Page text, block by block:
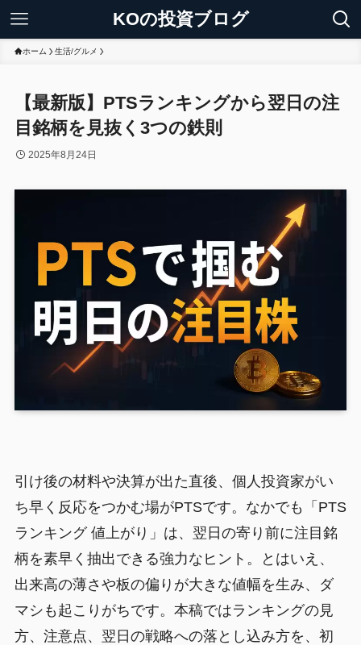
KOの投資ブログ
ホーム 生活/グルメ
【最新版】PTSランキングから翌日の注
目銘柄を見抜く3つの鉄則
2025年8月24日
引け後の材料や決算が出た直後、個人投資家がい
ち早く反応をつかむ場がPTSです。なかでも「PTS
ランキング 値上がり」は、翌日の寄り前に注目銘
柄を素早く抽出できる強力なヒント。とはいえ、
出来高の薄さや板の偏りが大きな値幅を生み、ダ
マシも起こりがちです。本稿ではランキングの見
方、注意点、翌日の戦略への落とし込み方を、初